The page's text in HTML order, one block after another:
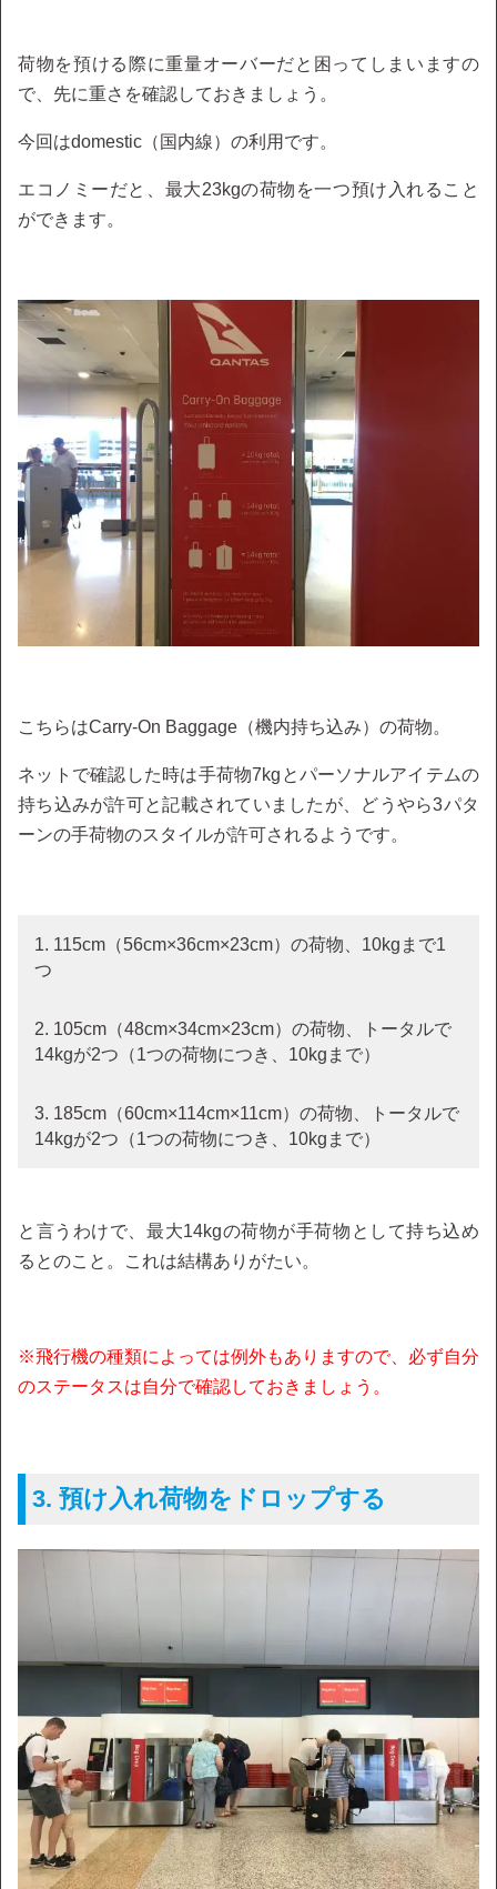
荷物を預ける際に重量オーバーだと困ってしまいますの
で、先に重さを確認しておきましょう。
今回はdomestic（国内線）の利用です。
エコノミーだと、最大23kgの荷物を一つ預け入れること
ができます。
こちらはCarry-On Baggage（機内持ち込み）の荷物。
ネットで確認した時は手荷物7kgとパーソナルアイテムの
持ち込みが許可と記載されていましたが、どうやら3パタ
ーンの手荷物のスタイルが許可されるようです。
1. 115cm（56cm×36cm×23cm）の荷物、10kgまで1
つ
2. 105cm（48cm×34cm×23cm）の荷物、トータルで
14kgが2つ（1つの荷物につき、10kgまで）
3. 185cm（60cm×114cm×11cm）の荷物、トータルで
14kgが2つ（1つの荷物につき、10kgまで）
と言うわけで、最大14kgの荷物が手荷物として持ち込め
るとのこと。これは結構ありがたい。
※飛行機の種類によっては例外もありますので、必ず自分
のステータスは自分で確認しておきましょう。
3. 預け入れ荷物をドロップする